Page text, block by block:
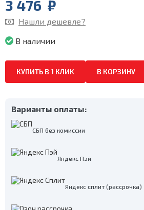
3 476 ₽
Нашли дешевле?
В наличии
КУПИТЬ В 1 КЛИК В КОРЗИНУ
Варианты оплаты:
СБП без комиссии
Яндекс Пэй
Яндекс сплит (рассрочка)